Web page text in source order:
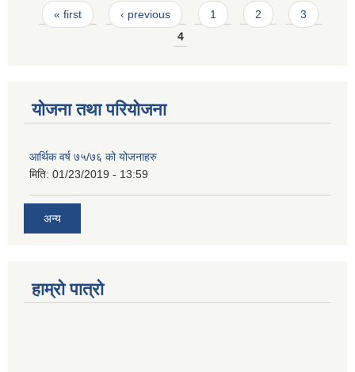
Pages
« first ‹ previous 1 2
3
4
योजना तथा परियोजना
आर्थिक वर्ष ७५/७६ को योजनाहरु
मिति: 01/23/2019 - 13:59
अन्य
हाम्रो पात्रो